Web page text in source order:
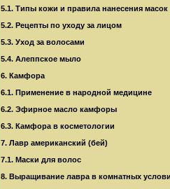
5.1. Типы кожи и правила нанесения масок
5.2. Рецепты по уходу за лицом
5.3. Уход за волосами
5.4. Алеппское мыло
6. Камфора
6.1. Применение в народной медицине
6.2. Эфирное масло камфоры
6.3. Камфора в косметологии
7. Лавр американский (бей)
7.1. Маски для волос
8. Выращивание лавра в комнатных